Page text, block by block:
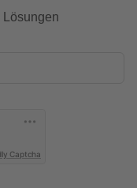
Lösungen
Captcha